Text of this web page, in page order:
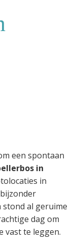
een spontaan
in
in
stond al geruime
dag om
vast te leggen.